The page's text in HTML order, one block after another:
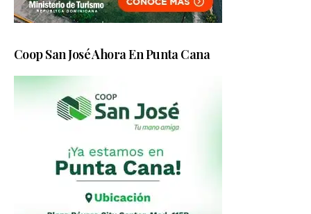
Coop San José Ahora En Punta Cana